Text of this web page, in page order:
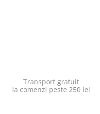
Transport gratuit
la comenzi peste 250 lei